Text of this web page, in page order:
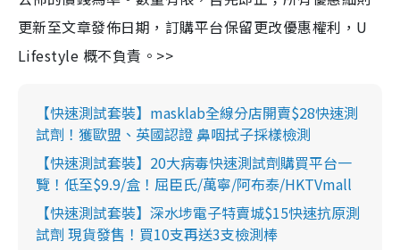
更新至文章發佈日期，訂購平台保留更改優惠權利，U
Lifestyle 概不負責。>>
【快速測試套裝】masklab全線分店開賣$28快速測
試劑！獲歐盟、英國認證 鼻咽拭子採樣檢測
【快速測試套裝】20大病毒快速測試劑購買平台一
覽！低至$9.9/盒！屈臣氏/萬寧/阿布泰/HKTVmall
【快速測試套裝】深水埗電子特賣城$15快速抗原測
試劑 現貨發售！買10支再送3支檢測棒